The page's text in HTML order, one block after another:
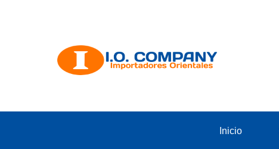
Inicio